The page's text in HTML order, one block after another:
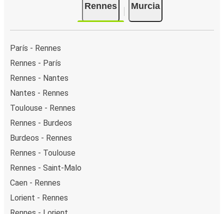
Rennes Murcia
París - Rennes
Rennes - París
Rennes - Nantes
Nantes - Rennes
Toulouse - Rennes
Rennes - Burdeos
Burdeos - Rennes
Rennes - Toulouse
Rennes - Saint-Malo
Caen - Rennes
Lorient - Rennes